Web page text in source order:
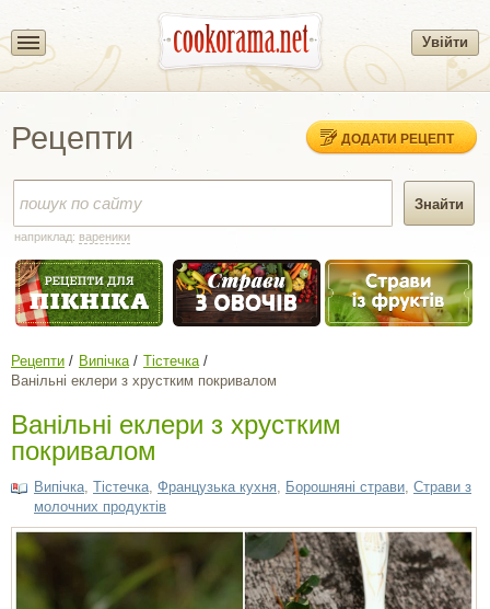
Увійти
Рецепти ДОДАТИ РЕЦЕПТ
наприклад: вареники
Рецепти Випічка
Тістечка
Ванільні еклери з хрустким покривалом
Ванільні еклери з хрустким
покривалом
Випічка Тістечка Французька кухня Борошняні страви Страви з
молочних продуктів